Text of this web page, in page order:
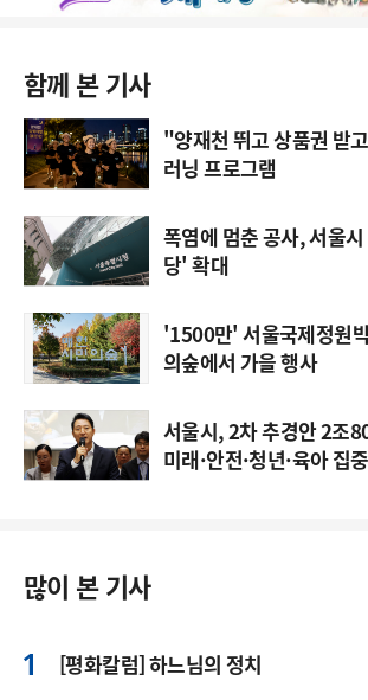
함께 본 기사
"양재천 뛰고 상품권 받
러닝 프로그램
폭염에 멈춘 공사, 서울
당' 확대
'1500만' 서울국제정원박람회,
의숲에서 가을 행사
서울시, 2차 추경안 2조
미래·안전·청년·육아 집중
많이 본 기사
[평화칼럼] 하느님의 정치